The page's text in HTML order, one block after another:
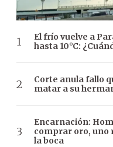
El frío vuelve a
hasta 10°C:
Corte anula fallo
matar a su
Encarnación:
comprar oro, uno
la boca